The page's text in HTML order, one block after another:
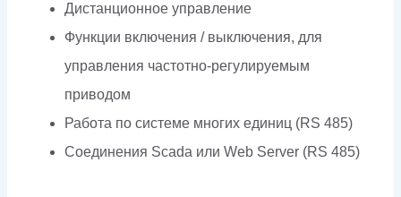
Дистанционное управление
Функции включения / выключения, для
управления частотно-регулируемым
приводом
Работа по системе многих единиц (RS 485)
Соединения Scada или Web Server (RS 485)